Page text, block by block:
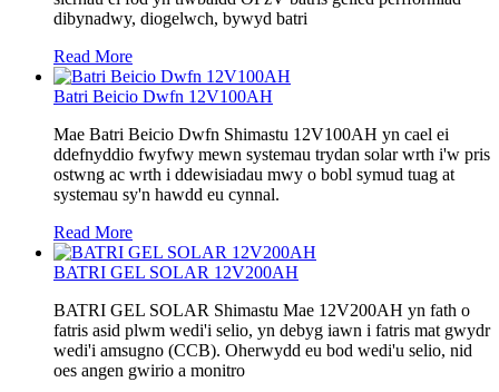
dibynadwy, diogelwch, bywyd batri
Read More
Batri Beicio Dwfn 12V100AH
Mae Batri Beicio Dwfn Shimastu 12V100AH ​​yn cael ei
ddefnyddio fwyfwy mewn systemau trydan solar wrth i'w pris
ostwng ac wrth i ddewisiadau mwy o bobl symud tuag at
systemau sy'n hawdd eu cynnal.
Read More
BATRI GEL SOLAR 12V200AH
BATRI GEL SOLAR Shimastu Mae 12V200AH yn fath o
fatris asid plwm wedi'i selio, yn debyg iawn i fatris mat gwydr
wedi'i amsugno (CCB). Oherwydd eu bod wedi'u selio, nid
oes angen gwirio a monitro